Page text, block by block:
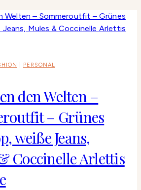
PERSONAL
den Welten –
– Grünes
weiße Jeans,
Coccinelle Arlettis